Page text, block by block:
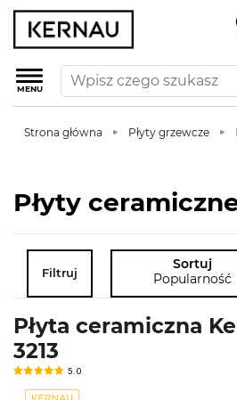
MENU
Strona główna Płyty grzewcze
Płyty
Filtruj
Sortuj
Popularność
Płyta ceramiczna
3213
5.0